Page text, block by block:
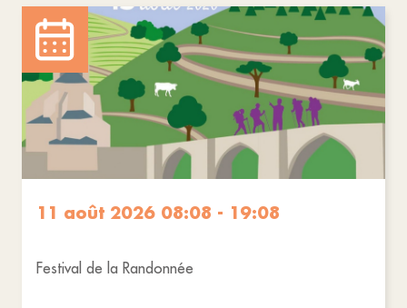
11 août 2026 08:08 - 19:08
Festival de la Randonnée